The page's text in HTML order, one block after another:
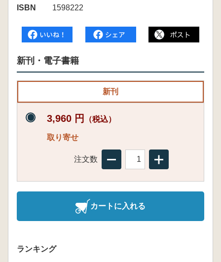
ISBN
1598222
新刊・電子書籍
新刊
3,960 円 （税込）
取り寄せ
注文数
カートに入れる
ランキング